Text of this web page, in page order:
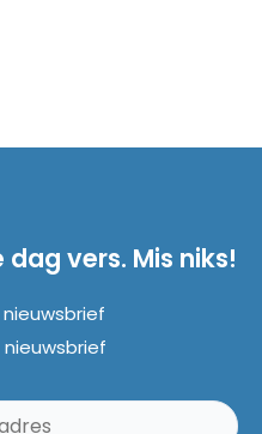
vers. Mis niks!
nieuwsbrief